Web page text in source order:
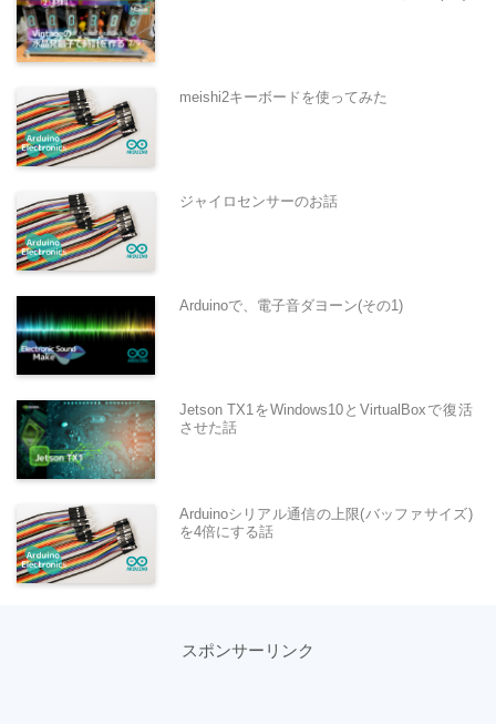
meishi2キーボードを使ってみた
ジャイロセンサーのお話
Arduinoで、電子音ダヨーン(その1)
Jetson TX1をWindows10とVirtualBoxで復活
させた話
Arduinoシリアル通信の上限(バッファサイズ)
を4倍にする話
スポンサーリンク